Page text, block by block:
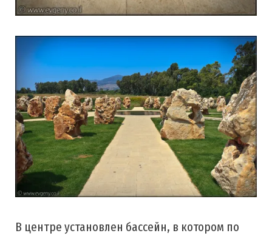
В центре установлен бассейн, в котором по